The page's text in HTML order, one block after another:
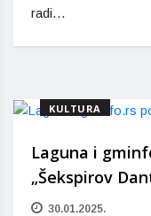
radi…
KULTURA
Laguna i
„Šekspirov
30.01.2025.